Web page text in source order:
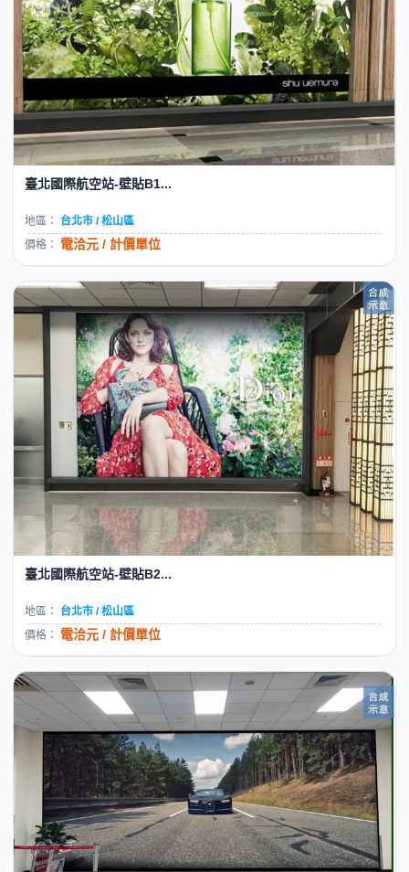
臺北國際航空站-壁貼B1...
地區：
台北市 / 松山區
價格： 電洽元 / 計價單位
臺北國際航空站-壁貼B2...
地區：
台北市 / 松山區
價格： 電洽元 / 計價單位